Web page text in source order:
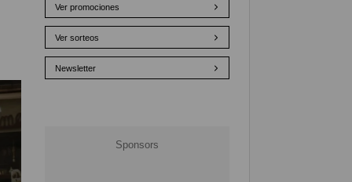
Ver promociones
Ver sorteos
Newsletter